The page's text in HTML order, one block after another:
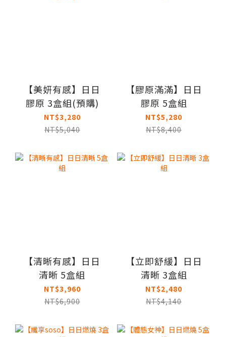
【美妍有感】日日
膠原 3盒組(預購)
NT$3,280
NT$5,040
【膠原滿滿】日日
膠原 5盒組
NT$5,280
NT$8,400
【清晰有感】日日
清晰 5盒組
NT$3,960
NT$6,900
【立即舒緩】日日
清晰 3盒組
NT$2,480
NT$4,140